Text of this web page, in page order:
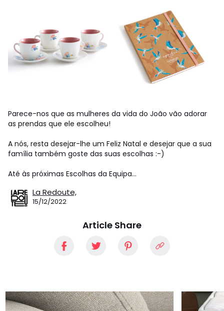
Parece-nos que as mulheres da vida do João vão adorar
as prendas que ele escolheu!
A nós, resta desejar-lhe um Feliz Natal e desejar que a sua
família também goste das suas escolhas :-)
Até às próximas Escolhas da Equipa...
La Redoute,
15/12/2022
Article Share